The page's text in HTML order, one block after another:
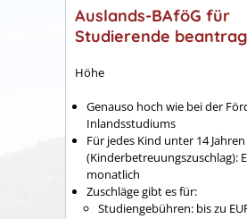
Auslands-BAföG für
Studierende
Höhe
Genauso hoch wie bei der
Inlandsstudiums
Für jedes Kind unter 14 Jahren
(Kinderbetreuungszuschlag):
monatlich
Zuschläge gibt es für:
Studiengebühren: bis zu